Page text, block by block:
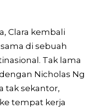
Clara kembali
di sebuah
Tak lama
Nicholas Ng
tak sekantor,
tempat kerja